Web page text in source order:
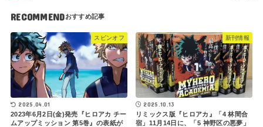
RECOMMEND
スピンオフ
2025.04.01
2023年6月2日(金)発売『ヒロアカ チー
ムアップミッション 第5巻』の表紙が
新刊情報
2025.10.13
リミックス版『ヒロアカ』「4 林間合
宿」11月14日に、「5 神野区の悪夢」